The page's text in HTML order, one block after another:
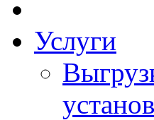
Услуги